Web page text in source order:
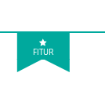
FITUR